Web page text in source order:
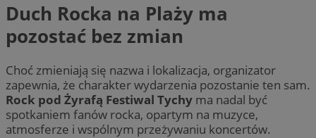
Duch Rocka na Plaży ma
pozostać bez zmian
Choć zmieniają się nazwa i lokalizacja, organizator
zapewnia, że charakter wydarzenia pozostanie ten sam.
Rock pod Żyrafą Festiwal Tychy ma nadal być
spotkaniem fanów rocka, opartym na muzyce,
atmosferze i wspólnym przeżywaniu koncertów.